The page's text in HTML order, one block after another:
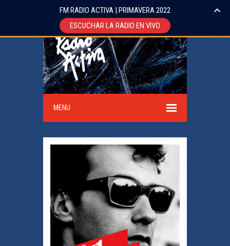
MENU
FM RADIO ACTIVA | PRIMAVERA 2022
ESCUCHAR LA RADIO EN VIVO